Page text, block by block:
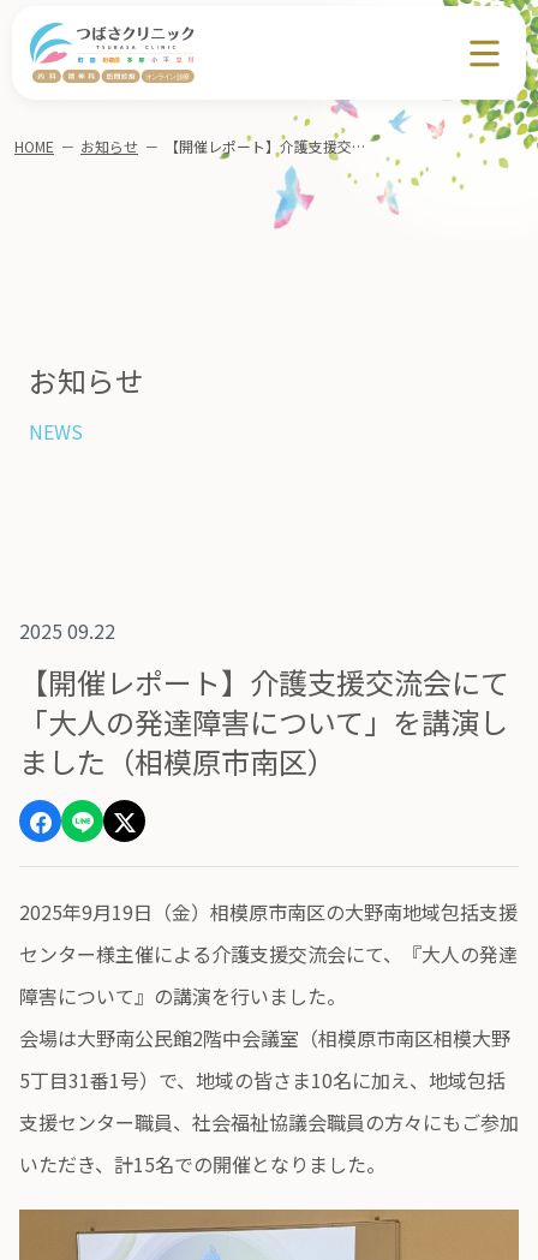
お知らせ
NEWS
HOME － お知らせ － 【開催レポート】介護支援交流会にて「大人の発達障害について」を講演しました（相模原市南区）
2025 09.22
【開催レポート】介護支援交流会にて
「大人の発達障害について」を講演し
ました（相模原市南区）
2025年9月19日（金）相模原市南区の大野南地域包括支援
センター様主催による介護支援交流会にて、『大人の発達
障害について』の講演を行いました。
会場は大野南公民館2階中会議室（相模原市南区相模大野
5丁目31番1号）で、地域の皆さま10名に加え、地域包括
支援センター職員、社会福祉協議会職員の方々にもご参加
いただき、計15名での開催となりました。